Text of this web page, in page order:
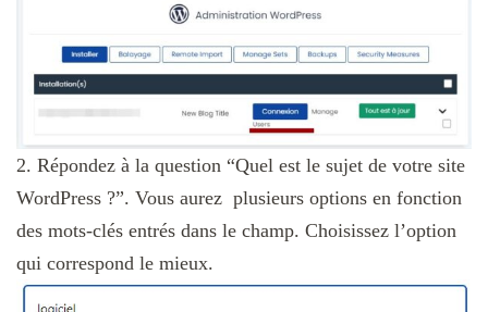
2. Répondez à la question “Quel est le sujet de votre site
WordPress ?”. Vous aurez plusieurs options en fonction
des mots-clés entrés dans le champ. Choisissez l’option
qui correspond le mieux.